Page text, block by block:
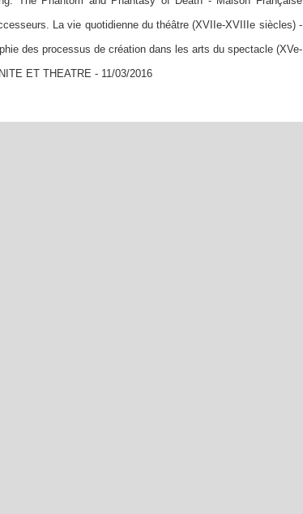
La vie quotidienne du théâtre (XVIIe-XVIIIe siècles) -
des processus de création dans les arts du spectacle (XVe-
ET THEATRE - 11/03/2016